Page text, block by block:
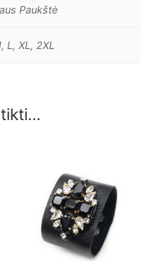
Paukštė
L, XL, 2XL